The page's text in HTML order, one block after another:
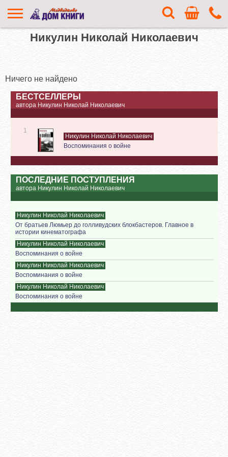
Никулин Николай Николаевич
Ничего не найдено
БЕСТСЕЛЛЕРЫ
автора Никулин Николай Николаевич
1
Никулин Николай Николаевич
Воспоминания о войне
ПОСЛЕДНИЕ ПОСТУПЛЕНИЯ
автора Никулин Николай Николаевич
Никулин Николай Николаевич
От братьев Люмьер до голливудских блокбастеров. Главное в
истории кинематографа
Никулин Николай Николаевич
Воспоминания о войне
Никулин Николай Николаевич
Воспоминания о войне
Никулин Николай Николаевич
Воспоминания о войне